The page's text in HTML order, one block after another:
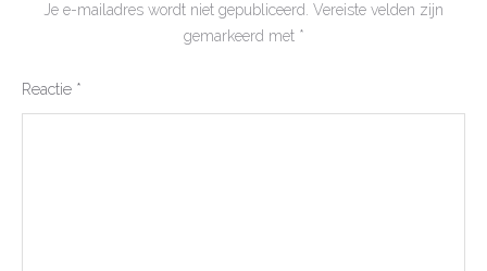
Je e-mailadres wordt niet gepubliceerd. Vereiste velden zijn
gemarkeerd met *
Reactie *